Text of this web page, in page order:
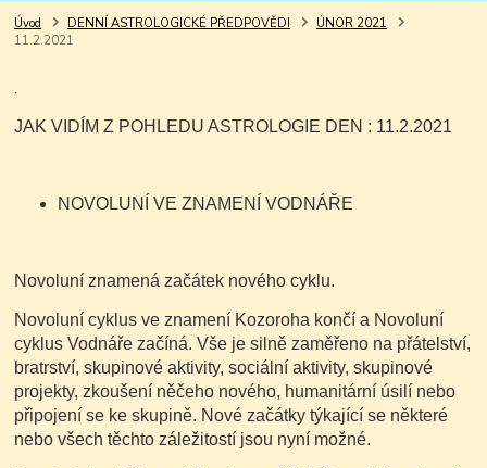
Úvod DENNÍ ASTROLOGICKÉ PŘEDPOVĚDI
ÚNOR 2021
11.2.2021
.
JAK VIDÍM Z POHLEDU ASTROLOGIE DEN : 11.2.2021
NOVOLUNÍ VE ZNAMENÍ VODNÁŘE
Novoluní znamená začátek nového cyklu.
Novoluní cyklus ve znamení Kozoroha končí a Novoluní
cyklus Vodnáře začíná. Vše je silně zaměřeno na přátelství,
bratrství, skupinové aktivity, sociální aktivity, skupinové
projekty, zkoušení něčeho nového, humanitární úsilí nebo
připojení se ke skupině. Nové začátky týkající se některé
nebo všech těchto záležitostí jsou nyní možné.